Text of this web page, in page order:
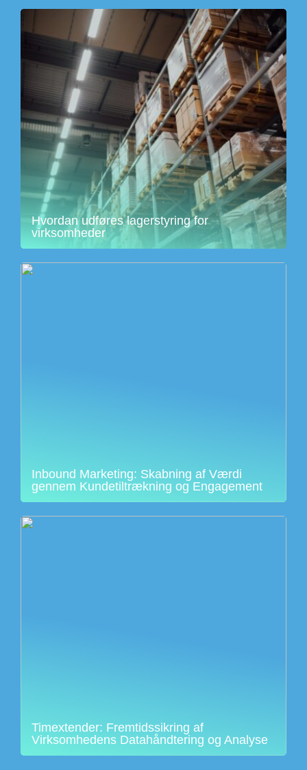
Hvordan udføres lagerstyring for
virksomheder
Inbound Marketing: Skabning af Værdi
gennem Kundetiltrækning og Engagement
Timextender: Fremtidssikring af
Virksomhedens Datahåndtering og Analyse